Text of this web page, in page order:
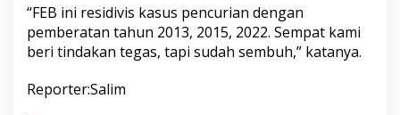
“FEB ini residivis kasus pencurian dengan
pemberatan tahun 2013, 2015, 2022. Sempat kami
beri tindakan tegas, tapi sudah sembuh,” katanya.
Reporter:Salim